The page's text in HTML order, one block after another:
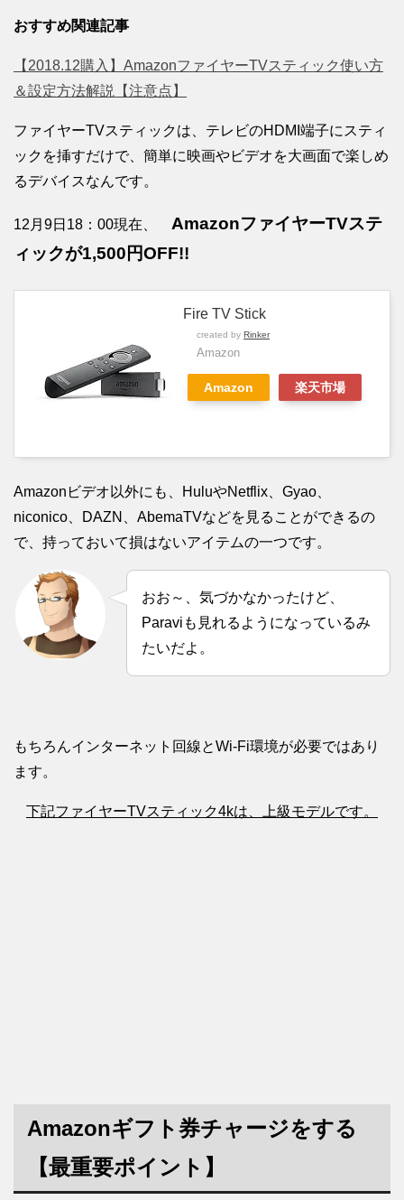
おすすめ関連記事
【2018.12購入】AmazonファイヤーTVスティック使い方
＆設定方法解説【注意点】
ファイヤーTVスティックは、テレビのHDMI端子にスティ
ックを挿すだけで、簡単に映画やビデオを大画面で楽しめ
るデバイスなんです。
12月9日18：00現在、 AmazonファイヤーTVステ
ィックが1,500円OFF!!
Fire TV Stick
created by Rinker
Amazon
Amazon 楽天市場
Amazonビデオ以外にも、HuluやNetflix、Gyao、
niconico、DAZN、AbemaTVなどを見ることができるの
で、持っておいて損はないアイテムの一つです。
おお～、気づかなかったけど、
Paraviも見れるようになっているみ
たいだよ。
もちろんインターネット回線とWi‐Fi環境が必要ではあり
ます。
下記ファイヤーTVスティック4kは、上級モデルです。
Amazonギフト券チャージをする
【最重要ポイント】